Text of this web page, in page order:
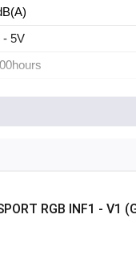
- 5V
RGB INF1 - V1